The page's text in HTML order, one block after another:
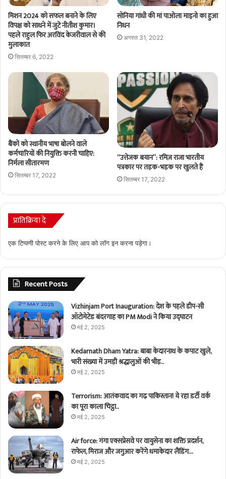
मिशन 2024 को सफल बनाने के लिए
विपक्ष को साधने में जुटे नीतीश कुमार।
पहले राहुल फिर अरविंद केजरीवाल से की
मुलाकात
सितम्बर 6, 2022
सोनिया गांधी की मां पाओला माइनो का हुआ
निधन
अगस्त 31, 2022
बैंकों को स्थानीय भाषा बोलने वाले
कर्मचारियों की नियुक्ति करनी चाहिए:
निर्मला सीतारमण
सितम्बर 17, 2022
“उत्तेजक बयान”: रमिज़ राजा भारतीय
पत्रकार पर तड़क-भड़क पर खुलते हैं
सितम्बर 17, 2022
प्रातिक्रिया दे
एक टिप्पणी पोस्ट करने के लिए आप कोलॉग इनकरना पड़ेगा।
Recent Posts
Vizhinjam Port Inauguration: देश के पहले डीप-सी
ऑटोमेटेड बंदरगाह का PM Modi ने किया उद्घाटन
मई 2, 2025
Kedarnath Dham Yatra: बाबा केदारनाथ के कपाट खुले,
भारी संख्या में उमड़ी श्रद्धालुओं की भीड़..
मई 2, 2025
Terrorism: आतंकवाद का गढ़ पाकिस्तान! ये रहा डर्टी वर्क
का पूरा काला चिट्ठा..
मई 2, 2025
Air force: गंगा एक्सप्रेसवे पर वायुसेना का शक्ति प्रदर्शन,
राफेल, मिराज और जगुआर करेंगे धमाकेदार लैंडिंग…
मई 2, 2025